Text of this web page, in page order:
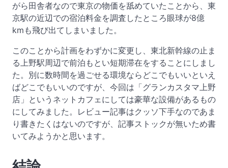
がら田舎者なので東京の物価を舐めていたことから、東
京駅の近辺での宿泊料金を調査したところ眼球が8億
kmも飛び出てしまいました。
このことから計画をわずかに変更し、東北新幹線の止ま
る上野駅周辺で前泊もとい短期滞在をすることにしまし
た。別に数時間を過ごせる環境ならどこでもいいといえ
ばどこでもいいのですが、今回は「グランカスタマ上野
店」というネットカフェにしては豪華な設備があるもの
にしてみました。レビュー記事はクッソ下手なのであま
り書きたくはないのですが、記事ストックが無いため書
いてみようかと思います。